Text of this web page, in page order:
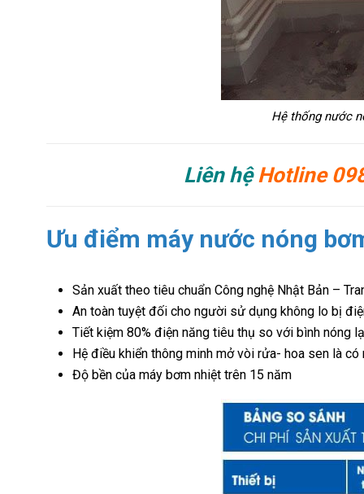
Hệ thống nước
Liên hệHotline
Ưu điểm máy nước nóng
Sản xuất theo tiêu chuẩn Công nghệ Nhật Bản –
An toàn tuyệt đối cho người sử dụng không lo bị
Tiết kiệm 80% điện năng tiêu thụ so với bình nóng
Hệ điều khiển thông minh mở vòi rửa- hoa sen là có
Độ bền của máy bơm nhiệt trên 15 năm